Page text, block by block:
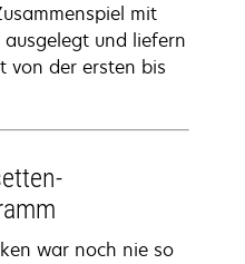
mit
und liefern
von der ersten bis
war noch nie so